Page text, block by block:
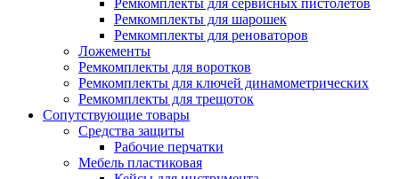
Ремкомплекты для сервисных пистолетов
Ремкомплекты для шарошек
Ремкомплекты для реноваторов
Ложементы
Ремкомплекты для воротков
Ремкомплекты для ключей динамометрических
Ремкомплекты для трещоток
Сопутствующие товары
Средства защиты
Рабочие перчатки
Мебель пластиковая